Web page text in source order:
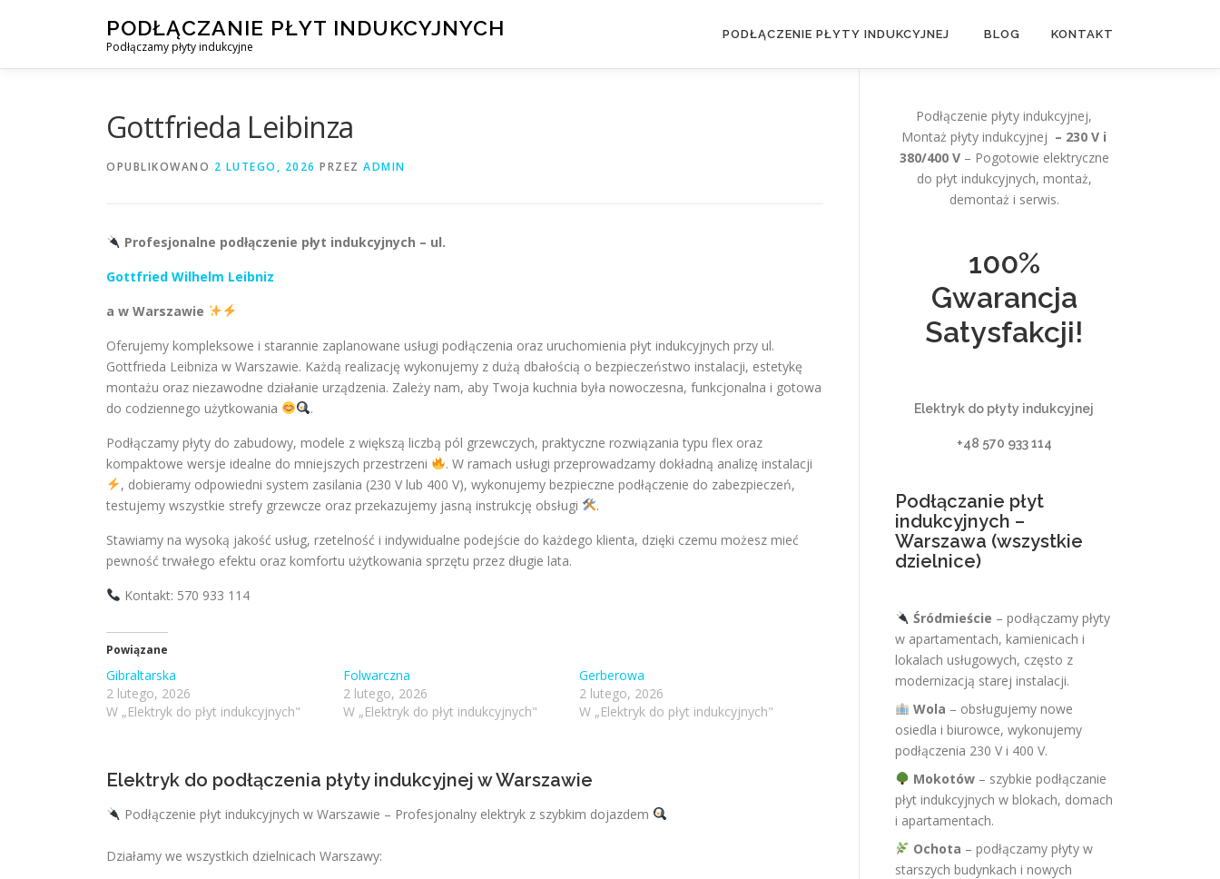
PODŁĄCZANIE PŁYT INDUKCYJNYCH
Podłączamy płyty indukcyjne
PODŁĄCZENIE PŁYTY INDUKCYJNEJ BLOG KONTAKT
Gottfrieda Leibinza
OPUBLIKOWANO 2 LUTEGO, 2026 PRZEZ ADMIN
Profesjonalne podłączenie płyt indukcyjnych – ul.
Gottfried Wilhelm Leibniz
a w Warszawie
Oferujemy kompleksowe i starannie zaplanowane usługi podłączenia oraz uruchomienia płyt indukcyjnych przy ul.
Gottfrieda Leibniza w Warszawie. Każdą realizację wykonujemy z dużą dbałością o bezpieczeństwo instalacji, estetykę
montażu oraz niezawodne działanie urządzenia. Zależy nam, aby Twoja kuchnia była nowoczesna, funkcjonalna i gotowa
do codziennego użytkowania
.
Podłączamy płyty do zabudowy, modele z większą liczbą pól grzewczych, praktyczne rozwiązania typu flex oraz
kompaktowe wersje idealne do mniejszych przestrzeni
. W ramach usługi przeprowadzamy dokładną analizę instalacji
, dobieramy odpowiedni system zasilania (230 V lub 400 V), wykonujemy bezpieczne podłączenie do zabezpieczeń,
testujemy wszystkie strefy grzewcze oraz przekazujemy jasną instrukcję obsługi
.
Stawiamy na wysoką jakość usług, rzetelność i indywidualne podejście do każdego klienta, dzięki czemu możesz mieć
pewność trwałego efektu oraz komfortu użytkowania sprzętu przez długie lata.
Kontakt: 570 933 114
Powiązane
Gibraltarska
2 lutego, 2026
W „Elektryk do płyt indukcyjnych"
Folwarczna
2 lutego, 2026
W „Elektryk do płyt indukcyjnych"
Gerberowa
2 lutego, 2026
W „Elektryk do płyt indukcyjnych"
Elektryk do podłączenia płyty indukcyjnej w Warszawie
Podłączenie płyt indukcyjnych w Warszawie – Profesjonalny elektryk z szybkim dojazdem
Działamy we wszystkich dzielnicach Warszawy:
Podłączenie płyty indukcyjnej,
Montaż płyty indukcyjnej – 230 V i
380/400 V– Pogotowie elektryczne
do płyt indukcyjnych, montaż,
demontaż i serwis.
100%
Gwarancja
Satysfakcji!
Elektryk do płyty indukcyjnej
+48 570 933 114
Podłączanie płyt
indukcyjnych –
Warszawa (wszystkie
dzielnice)
Śródmieście – podłączamy płyty
w apartamentach, kamienicach i
lokalach usługowych, często z
modernizacją starej instalacji.
Wola – obsługujemy nowe
osiedla i biurowce, wykonujemy
podłączenia 230 V i 400 V.
Mokotów– szybkie podłączanie
płyt indukcyjnych w blokach, domach
i apartamentach.
Ochota – podłączamy płyty w
starszych budynkach i nowych